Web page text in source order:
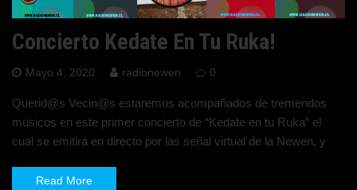
Concierto Kedate En Tu Ruka!
Mayo 4, 2020 radionewen 0
Querid@s Vecin@s estaremos acompañados de tremendos
músicos en este primer concierto de “Kedate en tu Ruka” el
cual se emitirá en directo por las señal virtual de la Newen, y
Read More